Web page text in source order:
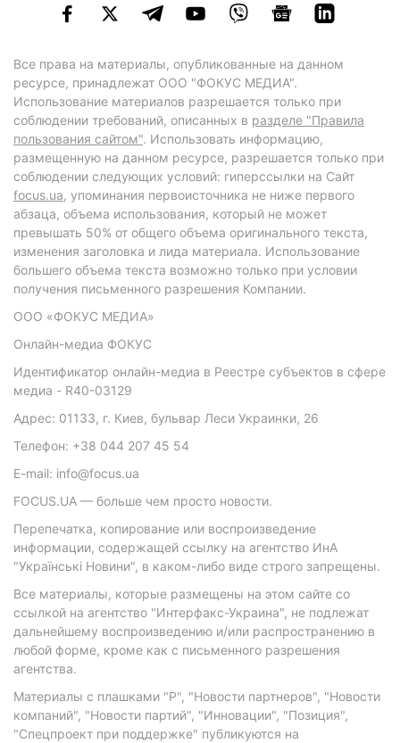
Все права на материалы, опубликованные на данном
ресурсе, принадлежат ООО "ФОКУС МЕДИА".
Использование материалов разрешается только при
соблюдении требований, описанных в разделе "Правила
пользования сайтом". Использовать информацию,
размещенную на данном ресурсе, разрешается только при
соблюдении следующих условий: гиперссылки на Сайт
focus.ua, упоминания первоисточника не ниже первого
абзаца, объема использования, который не может
превышать 50% от общего объема оригинального текста,
изменения заголовка и лида материала. Использование
большего объема текста возможно только при условии
получения письменного разрешения Компании.
ООО «ФОКУС МЕДИА»
Онлайн-медиа ФОКУС
Идентификатор онлайн-медиа в Реестре субъектов в сфере
медиа - R40-03129
Адрес: 01133, г. Киев, бульвар Леси Украинки, 26
Телефон: +38 044 207 45 54
E-mail: info@focus.ua
FOCUS.UA — больше чем просто новости.
Перепечатка, копирование или воспроизведение
информации, содержащей ссылку на агентство ИнА
"Українські Новини", в каком-либо виде строго запрещены.
Все материалы, которые размещены на этом сайте со
ссылкой на агентство "Интерфакс-Украина", не подлежат
дальнейшему воспроизведению и/или распространению в
любой форме, кроме как с письменного разрешения
агентства.
Материалы с плашками "Р", "Новости партнеров", "Новости
компаний", "Новости партий", "Инновации", "Позиция",
"Спецпроект при поддержке" публикуются на